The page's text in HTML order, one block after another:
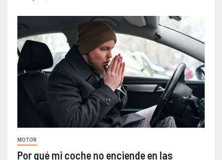
MOTOR
Por qué mi coche no enciende en las